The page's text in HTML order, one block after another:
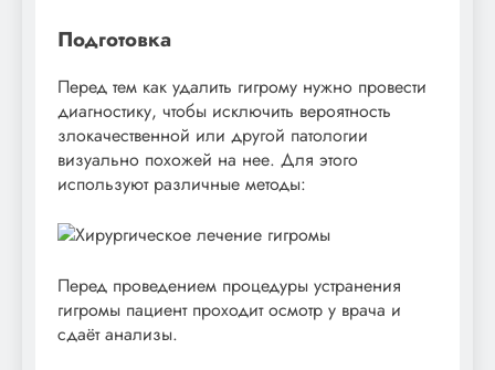
Подготовка
Перед тем как удалить гигрому нужно провести
диагностику, чтобы исключить вероятность
злокачественной или другой патологии
визуально похожей на нее. Для этого
используют различные методы:
Перед проведением процедуры устранения
гигромы пациент проходит осмотр у врача и
сдаёт анализы.